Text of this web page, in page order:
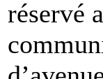
réservé